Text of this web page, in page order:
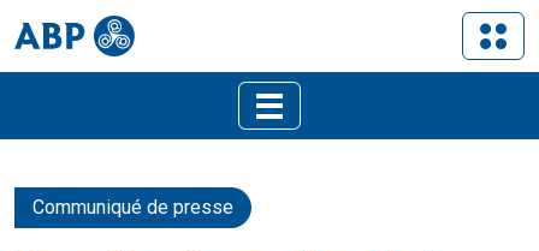
Communiqué de presse